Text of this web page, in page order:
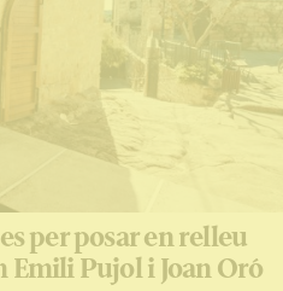
per posar en relleu
Emili Pujol i Joan Oró